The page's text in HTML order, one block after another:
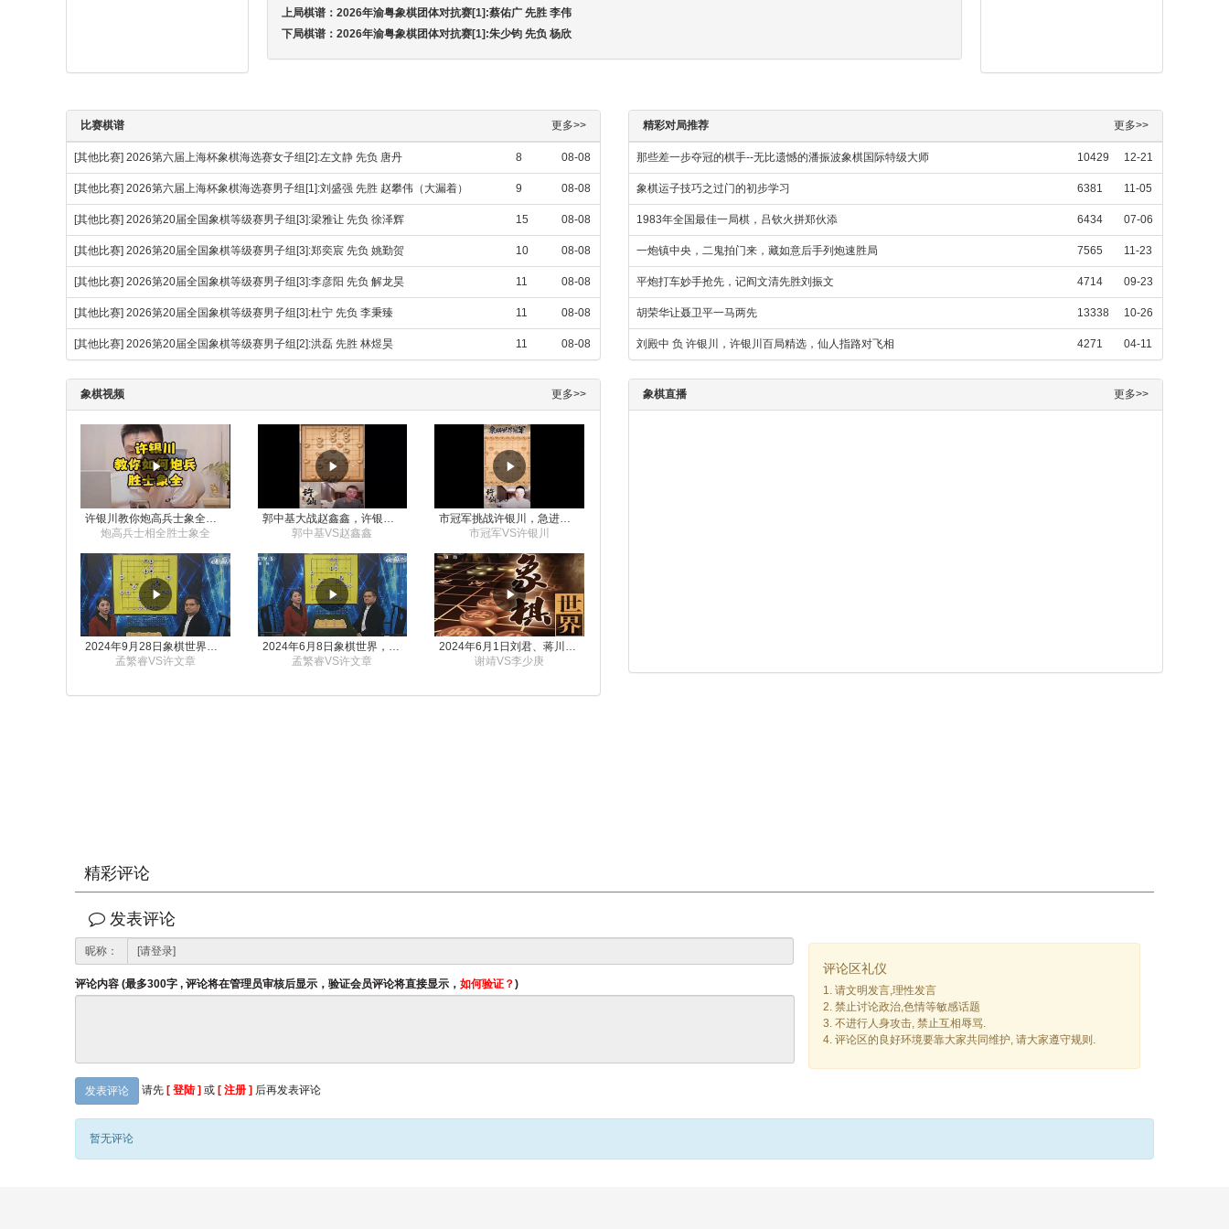
上局棋谱： 2026年渝粤象棋团体对抗赛[1]:蔡佑广 先胜 李伟
下局棋谱： 2026年渝粤象棋团体对抗赛[1]:朱少钧 先负 杨欣
比赛棋谱 更多>>
[其他比赛] 2026第六届上海杯象棋海选赛女子组[2]:左文静 先负 唐丹 8 08-08
[其他比赛] 2026第六届上海杯象棋海选赛男子组[1]:刘盛强 先胜 赵攀伟（大漏着） 9 08-08
[其他比赛] 2026第20届全国象棋等级赛男子组[3]:梁雅让 先负 徐泽辉 15 08-08
[其他比赛] 2026第20届全国象棋等级赛男子组[3]:郑奕宸 先负 姚勤贺 10 08-08
[其他比赛] 2026第20届全国象棋等级赛男子组[3]:李彦阳 先负 解龙昊 11 08-08
[其他比赛] 2026第20届全国象棋等级赛男子组[3]:杜宁 先负 李秉臻 11 08-08
[其他比赛] 2026第20届全国象棋等级赛男子组[2]:洪磊 先胜 林煜昊 11 08-08
精彩对局推荐 更多>>
那些差一步夺冠的棋手--无比遗憾的潘振波象棋国际特级大师 10429 12-21
象棋运子技巧之过门的初步学习 6381 11-05
1983年全国最佳一局棋，吕钦火拼郑伙添 6434 07-06
一炮镇中央，二鬼拍门来，藏如意后手列炮速胜局 7565 11-23
平炮打车妙手抢先，记阎文清先胜刘振文 4714 09-23
胡荣华让聂卫平一马两先 13338 10-26
刘殿中 负 许银川，许银川百局精选，仙人指路对飞相 4271 04-11
象棋视频 更多>>
炮高兵士相全胜士象全
郭中基VS赵鑫鑫
市冠军VS许银川
2024年9月28日象棋世界栏目，刘君、蒋川讲解了第九届杨官璘杯象棋公开赛孟繁睿与许文章的对局
孟繁睿VS许文章
2024年6月8日象棋世界，刘君、蒋川讲解了第九届杨官璘杯全国象棋公开赛孟繁睿与许文章的对局
孟繁睿VS许文章
2024年6月1日刘君、蒋川讲解第三届上海杯象棋大师赛谢靖与李少庚的对局
谢靖VS李少庚
象棋直播 更多>>
精彩评论
发表评论
昵称：
评论内容 (最多300字 , 评论将在管理员审核后显示，验证会员评论将直接显示， 如何验证？)
发表评论 请先 [ 登陆 ] 或 [ 注册 ] 后再发表评论
评论区礼仪
1. 请文明发言,理性发言
2. 禁止讨论政治,色情等敏感话题
3. 不进行人身攻击, 禁止互相辱骂.
4. 评论区的良好环境要靠大家共同维护, 请大家遵守规则.
暂无评论